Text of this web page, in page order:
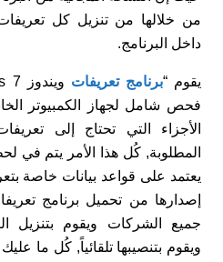
داخل البرنامج.
يقوم “برنامج تعريفات
فحص شامل لجهاز الكمبيوتر
الأجزاء التي تحتاج إلى
المطلوبة, كُل هذا الأمر يتم في
يعتمد على قواعد بيانات خاصة
جميع الشركات ويقوم بتنزيل
ويقوم بتنصيبها تلقائياً, كُل ما